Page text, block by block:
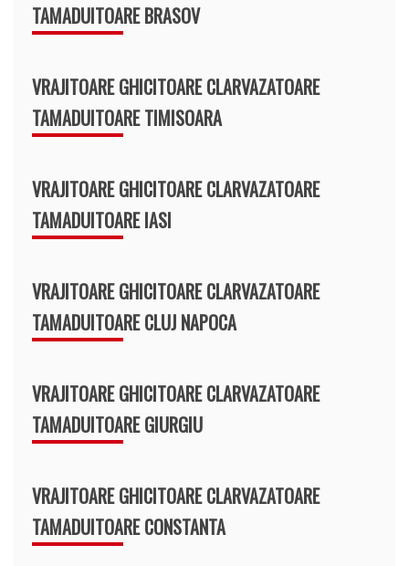
TAMADUITOARE BRASOV
VRAJITOARE GHICITOARE CLARVAZATOARE
TAMADUITOARE TIMISOARA
VRAJITOARE GHICITOARE CLARVAZATOARE
TAMADUITOARE IASI
VRAJITOARE GHICITOARE CLARVAZATOARE
TAMADUITOARE CLUJ NAPOCA
VRAJITOARE GHICITOARE CLARVAZATOARE
TAMADUITOARE GIURGIU
VRAJITOARE GHICITOARE CLARVAZATOARE
TAMADUITOARE CONSTANTA